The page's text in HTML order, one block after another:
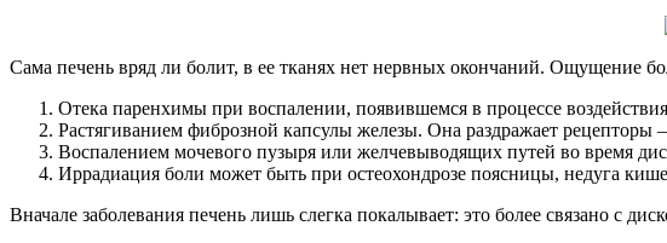
Сама печень вряд ли болит, в ее тканях нет нервных окончаний. Ощущение
Отека паренхимы при воспалении, появившемся в процессе
Растягиванием фиброзной капсулы железы. Она раздражает
Воспалением мочевого пузыря или желчевыводящих путей во время
Иррадиация боли может быть при остеохондрозе поясницы, недуга
Вначале заболевания печень лишь слегка покалывает: это более связано с